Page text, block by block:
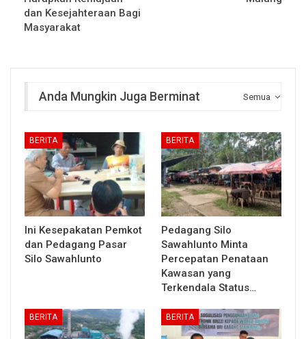
dan Kesejahteraan Bagi
Masyarakat
Semua
Anda Mungkin Juga Berminat
BERITA
Ini Kesepakatan Pemkot
dan Pedagang Pasar
Silo Sawahlunto
BERITA
Pedagang Silo
Sawahlunto Minta
Percepatan Penataan
Kawasan yang
Terkendala Status…
BERITA BERITA